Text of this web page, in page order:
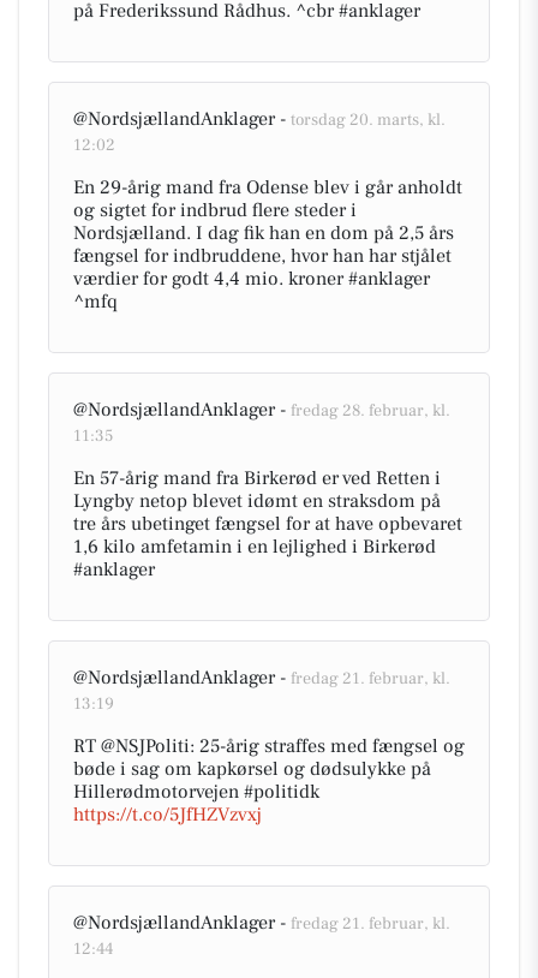
på Frederikssund Rådhus. ^cbr #anklager
@NordsjællandAnklager - torsdag 20. marts, kl.
12:02
En 29-årig mand fra Odense blev i går anholdt
og sigtet for indbrud flere steder i
Nordsjælland. I dag fik han en dom på 2,5 års
fængsel for indbruddene, hvor han har stjålet
værdier for godt 4,4 mio. kroner #anklager
^mfq
@NordsjællandAnklager - fredag 28. februar, kl.
11:35
En 57-årig mand fra Birkerød er ved Retten i
Lyngby netop blevet idømt en straksdom på
tre års ubetinget fængsel for at have opbevaret
1,6 kilo amfetamin i en lejlighed i Birkerød
#anklager
@NordsjællandAnklager - fredag 21. februar, kl.
13:19
RT @NSJPoliti: 25-årig straffes med fængsel og
bøde i sag om kapkørsel og dødsulykke på
Hillerødmotorvejen #politidk
https://t.co/5JfHZVzvxj
@NordsjællandAnklager - fredag 21. februar, kl.
12:44